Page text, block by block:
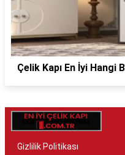
Çelik Kapı En İyi Hangi
Gizlilik Politikası